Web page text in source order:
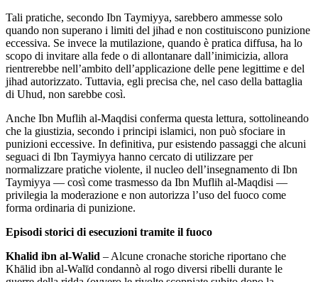
Tali pratiche, secondo Ibn Taymiyya, sarebbero ammesse solo
quando non superano i limiti del jihad e non costituiscono punizione
eccessiva. Se invece la mutilazione, quando è pratica diffusa, ha lo
scopo di invitare alla fede o di allontanare dall’inimicizia, allora
rientrerebbe nell’ambito dell’applicazione delle pene legittime e del
jihad autorizzato. Tuttavia, egli precisa che, nel caso della battaglia
di Uhud, non sarebbe così.
Anche Ibn Muflih al‑Maqdisi conferma questa lettura, sottolineando
che la giustizia, secondo i principi islamici, non può sfociare in
punizioni eccessive. In definitiva, pur esistendo passaggi che alcuni
seguaci di Ibn Taymiyya hanno cercato di utilizzare per
normalizzare pratiche violente, il nucleo dell’insegnamento di Ibn
Taymiyya — così come trasmesso da Ibn Muflih al‑Maqdisi —
privilegia la moderazione e non autorizza l’uso del fuoco come
forma ordinaria di punizione.
Episodi storici di esecuzioni tramite il fuoco
Khalid ibn al-Walid – Alcune cronache storiche riportano che
Khālid ibn al-Walīd condannò al rogo diversi ribelli durante le